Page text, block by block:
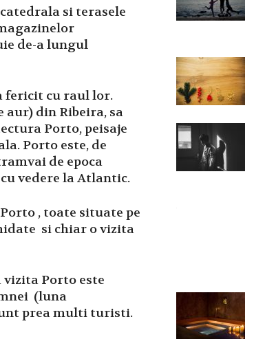
si terasele
de-a lungul
fericit cu raul lor.
din Ribeira, sa
Porto, peisaje
Porto este, de
de epoca
vedere la Atlantic.
, toate situate pe
si chiar o vizita
vizita Porto este
(luna
prea multi turisti.